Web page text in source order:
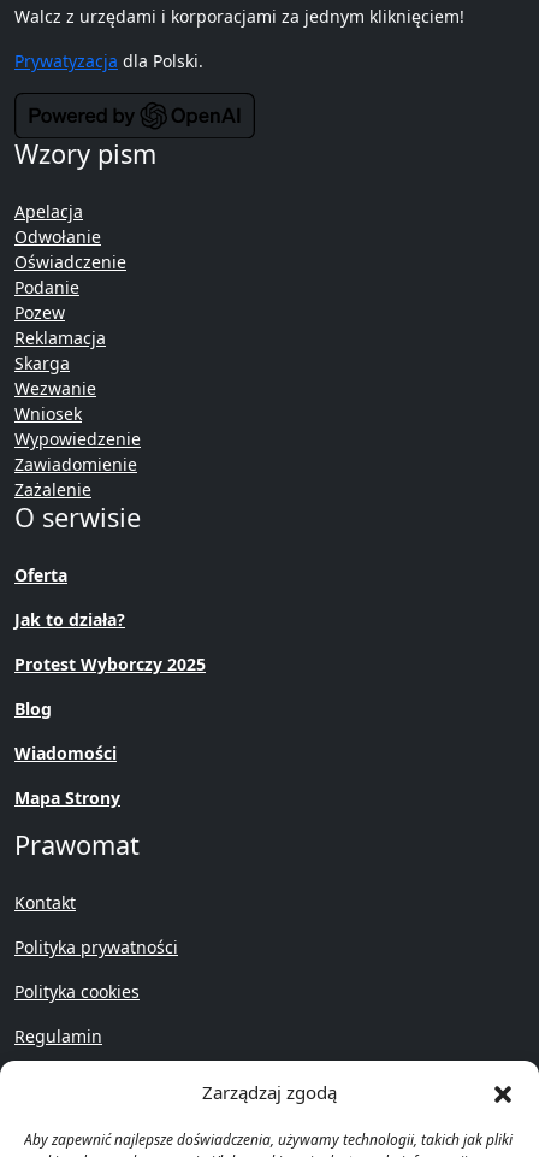
Zarządzaj zgodą
Aby zapewnić najlepsze doświadczenia, używamy technologii, takich jak pliki
Walcz z urzędami i korporacjami za jednym kliknięciem!
Prywatyzacja dla Polski.
Wzory pism
Apelacja
Odwołanie
Oświadczenie
Podanie
Pozew
Reklamacja
Skarga
Wezwanie
Wniosek
Wypowiedzenie
Zawiadomienie
Zażalenie
O serwisie
Oferta
Jak to działa?
Protest Wyborczy 2025
Blog
Wiadomości
Mapa Strony
Prawomat
Kontakt
Polityka prywatności
Polityka cookies
Regulamin